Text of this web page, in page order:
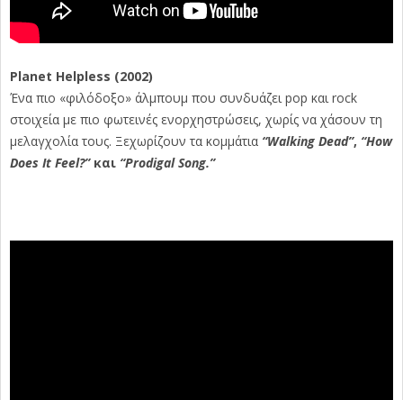
Planet Helpless (2002)
Ένα πιο «φιλόδοξο» άλμπουμ που συνδυάζει pop και rock
στοιχεία με πιο φωτεινές ενορχηστρώσεις, χωρίς να χάσουν τη
μελαγχολία τους. Ξεχωρίζουν τα κομμάτια “Walking Dead”, “How
Does It Feel?”και “Prodigal Song.”